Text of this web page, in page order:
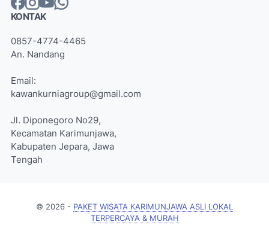
KONTAK
0857-4774-4465
An. Nandang
Email:
kawankurniagroup@gmail.com
Jl. Diponegoro No29,
Kecamatan Karimunjawa,
Kabupaten Jepara, Jawa
Tengah
© 2026 - PAKET WISATA KARIMUNJAWA ASLI LOKAL
TERPERCAYA & MURAH